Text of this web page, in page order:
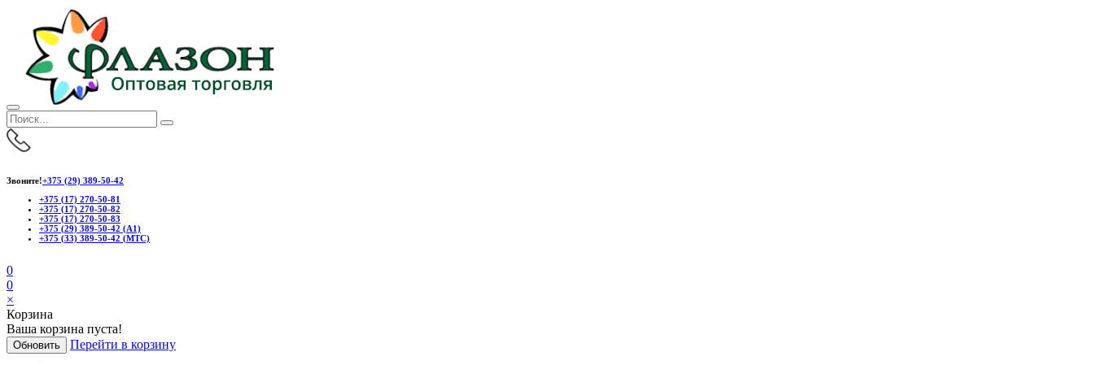
Звоните!+375 (29) 389-50-42
+375 (17) 270-50-81
+375 (17) 270-50-82
+375 (17) 270-50-83
+375 (29) 389-50-42 (А1)
+375 (33) 389-50-42 (МТС)
0
0
×
Корзина
Ваша корзина пуста!
Обновить Перейти в корзину